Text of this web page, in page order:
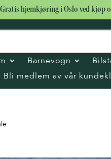
Gratis hjemkjøring i Oslo ved kjøp
Barnevogn
Bli medlem av vår